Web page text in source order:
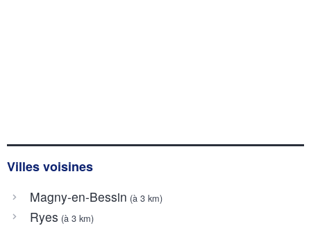
Villes voisines
Magny-en-Bessin (à 3 km)
Ryes (à 3 km)